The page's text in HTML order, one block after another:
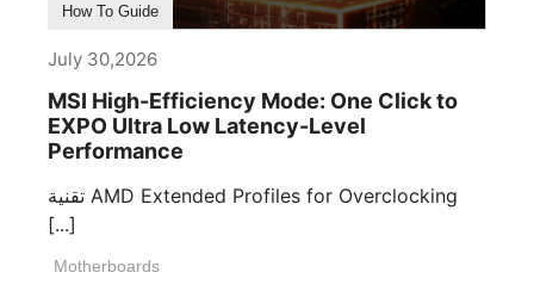
How To Guide
July 30,2026
MSI High-Efficiency Mode: One Click to
EXPO Ultra Low Latency-Level
Performance
تقنية AMD Extended Profiles for Overclocking
[...]
Motherboards